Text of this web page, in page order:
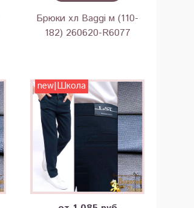
Брюки хл Baggi м (110-
182) 260620-R6077
new|Школа